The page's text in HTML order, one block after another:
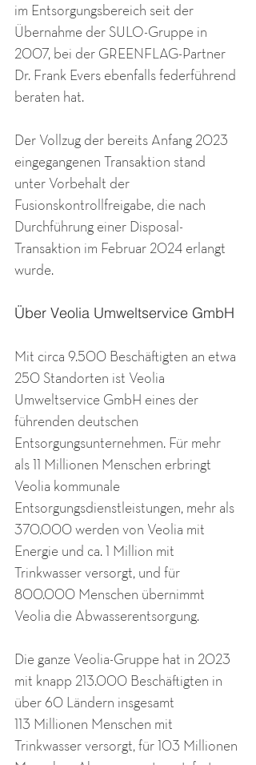
im Entsorgungsbereich seit der
Übernahme der SULO-Gruppe in
2007, bei der GREENFLAG-Partner
Dr. Frank Evers ebenfalls federführend
beraten hat.
Der Vollzug der bereits Anfang 2023
eingegangenen Transaktion stand
unter Vorbehalt der
Fusionskontrollfreigabe, die nach
Durchführung einer Disposal-
Transaktion im Februar 2024 erlangt
wurde.
Über Veolia Umweltservice GmbH
Mit circa 9.500 Beschäftigten an etwa
250 Standorten ist Veolia
Umweltservice GmbH eines der
führenden deutschen
Entsorgungsunternehmen. Für mehr
als 11 Millionen Menschen erbringt
Veolia kommunale
Entsorgungsdienstleistungen, mehr als
370.000 werden von Veolia mit
Energie und ca. 1 Million mit
Trinkwasser versorgt, und für
800.000 Menschen übernimmt
Veolia die Abwasserentsorgung.
Die ganze Veolia-Gruppe hat in 2023
mit knapp 213.000 Beschäftigten in
über 60 Ländern insgesamt
113 Millionen Menschen mit
Trinkwasser versorgt, für 103 Millionen